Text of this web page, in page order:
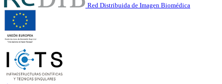
Red Distribuida de Imagen Biomédica